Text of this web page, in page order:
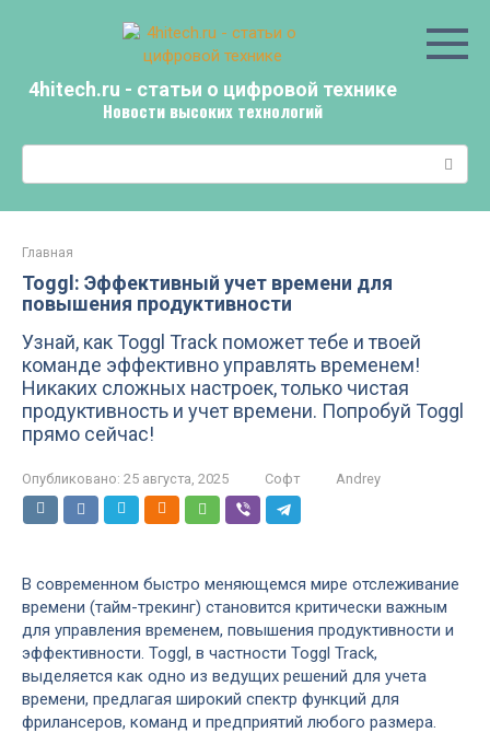
4hitech.ru - статьи о цифровой технике
Новости высоких технологий
Главная
Toggl: Эффективный учет времени для
повышения продуктивности
Узнай, как Toggl Track поможет тебе и твоей
команде эффективно управлять временем!
Никаких сложных настроек, только чистая
продуктивность и учет времени. Попробуй Toggl
прямо сейчас!
Опубликовано: 25 августа, 2025 Софт Andrey
В современном быстро меняющемся мире отслеживание
времени (тайм-трекинг) становится критически важным
для управления временем, повышения продуктивности и
эффективности. Toggl, в частности Toggl Track,
выделяется как одно из ведущих решений для учета
времени, предлагая широкий спектр функций для
фрилансеров, команд и предприятий любого размера.